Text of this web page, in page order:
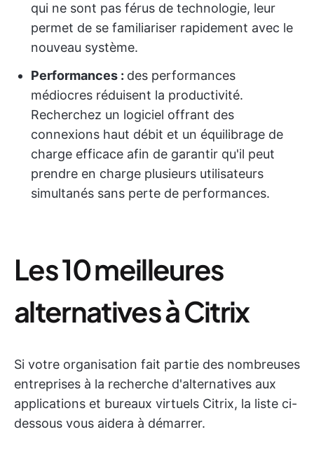
qui ne sont pas férus de technologie, leur
permet de se familiariser rapidement avec le
nouveau système.
Performances : des performances
médiocres réduisent la productivité.
Recherchez un logiciel offrant des
connexions haut débit et un équilibrage de
charge efficace afin de garantir qu'il peut
prendre en charge plusieurs utilisateurs
simultanés sans perte de performances.
Les 10 meilleures
alternatives à Citrix
Si votre organisation fait partie des nombreuses
entreprises à la recherche d'alternatives aux
applications et bureaux virtuels Citrix, la liste ci-
dessous vous aidera à démarrer.